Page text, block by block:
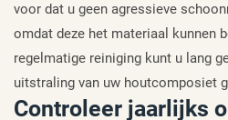
voor dat u geen agressieve
omdat deze het materiaal kunnen
regelmatige reiniging kunt u lang
uitstraling van uw houtcomposiet
Controleer jaarlijks